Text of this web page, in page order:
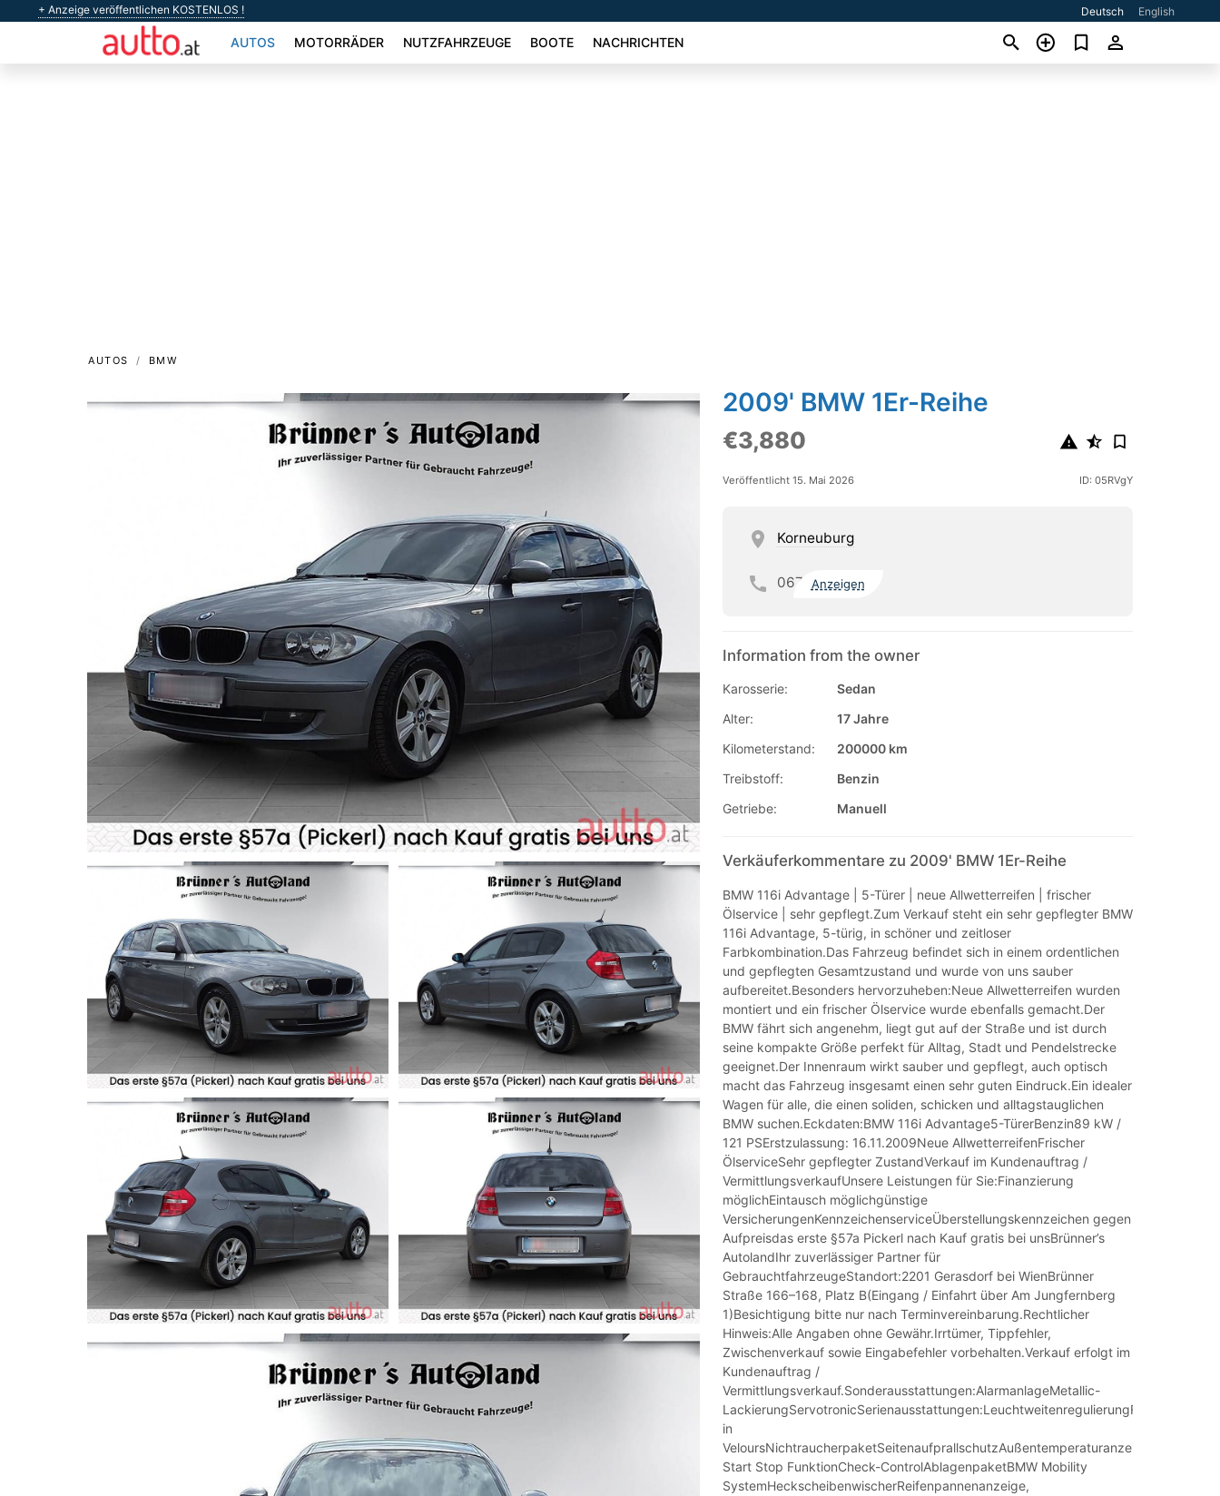
+ Anzeige veröffentlichen KOSTENLOS ! Deutsch English
AUTOS MOTORRÄDER NUTZFAHRZEUGE BOOTE NACHRICHTEN
AUTOS BMW
2009' BMW 1Er-Reihe
€3,880
Veröffentlicht 15. Mai 2026 ID: 05RVgY
Korneuburg
067 Anzeigen
Information from the owner
Karosserie:
Sedan
Alter:
17 Jahre
Kilometerstand:
200000 km
Treibstoff:
Benzin
Getriebe:
Manuell
Verkäuferkommentare zu 2009' BMW 1Er-Reihe
BMW 116i Advantage | 5-Türer | neue Allwetterreifen | frischer
Ölservice | sehr gepflegt.Zum Verkauf steht ein sehr gepflegter BMW
116i Advantage, 5-türig, in schöner und zeitloser
Farbkombination.Das Fahrzeug befindet sich in einem ordentlichen
und gepflegten Gesamtzustand und wurde von uns sauber
aufbereitet.Besonders hervorzuheben:Neue Allwetterreifen wurden
montiert und ein frischer Ölservice wurde ebenfalls gemacht.Der
BMW fährt sich angenehm, liegt gut auf der Straße und ist durch
seine kompakte Größe perfekt für Alltag, Stadt und Pendelstrecke
geeignet.Der Innenraum wirkt sauber und gepflegt, auch optisch
macht das Fahrzeug insgesamt einen sehr guten Eindruck.Ein idealer
Wagen für alle, die einen soliden, schicken und alltagstauglichen
BMW suchen.Eckdaten:BMW 116i Advantage5-TürerBenzin89 kW /
121 PSErstzulassung: 16.11.2009Neue AllwetterreifenFrischer
ÖlserviceSehr gepflegter ZustandVerkauf im Kundenauftrag /
VermittlungsverkaufUnsere Leistungen für Sie:Finanzierung
möglichEintausch möglichgünstige
VersicherungenKennzeichenserviceÜberstellungskennzeichen gegen
Aufpreisdas erste §57a Pickerl nach Kauf gratis bei unsBrünner’s
AutolandIhr zuverlässiger Partner für
GebrauchtfahrzeugeStandort:2201 Gerasdorf bei WienBrünner
Straße 166–168, Platz B(Eingang / Einfahrt über Am Jungfernberg
1)Besichtigung bitte nur nach Terminvereinbarung.Rechtlicher
Hinweis:Alle Angaben ohne Gewähr.Irrtümer, Tippfehler,
Zwischenverkauf sowie Eingabefehler vorbehalten.Verkauf erfolgt im
Kundenauftrag /
Vermittlungsverkauf.Sonderausstattungen:AlarmanlageMetallic-
LackierungServotronicSerienausstattungen:LeuchtweitenregulierungFußmatten
in
VeloursNichtraucherpaketSeitenaufprallschutzAußentemperaturanzeigeAuto
Start Stop FunktionCheck-ControlAblagenpaketBMW Mobility
SystemHeckscheibenwischerReifenpannenanzeige,